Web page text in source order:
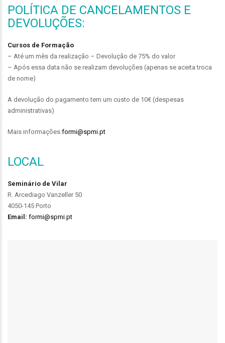
POLÍTICA DE CANCELAMENTOS E
DEVOLUÇÕES:
Cursos de Formação
– Até um mês da realização – Devolução de 75% do valor
– Após essa data não se realizam devoluções (apenas se aceita troca
de nome)
A devolução do pagamento tem um custo de 10€ (despesas
administrativas)
Mais informações:formi@spmi.pt
LOCAL
Seminário de Vilar
R. Arcediago Vanzeller 50
4050-145 Porto
Email: formi@spmi.pt